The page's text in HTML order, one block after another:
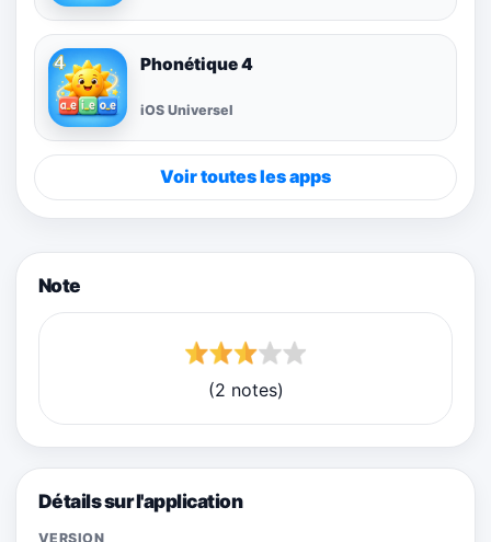
Phonétique 4
iOS Universel
Voir toutes les apps
Note
(2 notes)
Détails sur l'application
VERSION